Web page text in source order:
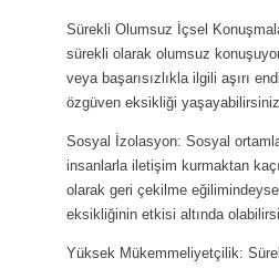
Sürekli Olumsuz İçsel
sürekli olarak olumsuz
veya başarısızlıkla ilgili aşırı
özgüven eksikliği yaşayabilirsiniz.
Sosyal İzolasyon: Sosyal
insanlarla iletişim kurmaktan
olarak geri çekilme
eksikliğinin etkisi altında
Yüksek Mükemmeliyetçilik: